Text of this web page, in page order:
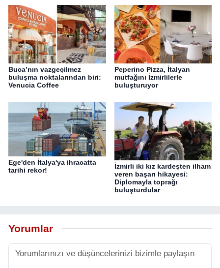
Buca’nın vazgeçilmez
buluşma noktalarından biri:
Venucia Coffee
Peperino Pizza, İtalyan
mutfağını İzmirlilerle
buluşturuyor
Ege'den İtalya'ya ihracatta
tarihi rekor!
İzmirli iki kız kardeşten ilham
veren başarı hikayesi:
Diplomayla toprağı
buluşturdular
Yorumlar